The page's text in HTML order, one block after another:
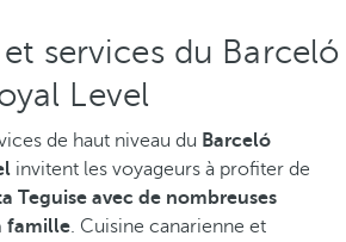
et services du Barceló
Level
de haut niveau du Barceló
invitent les voyageurs à profiter de
Teguise avec de nombreuses
famille. Cuisine canarienne et